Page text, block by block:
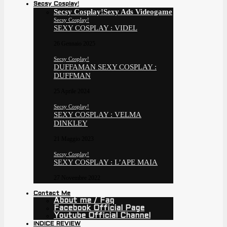
Secsy Cosplay!
Secsy Cosplay!Sexy Ads Videogame
Secsy Cosplay!
SEXY COSPLAY : VIDEL
Secsy Cosplay!
DUFFAMAN SEXY COSPLAY :
DUFFMAN
Secsy Cosplay!
SEXY COSPLAY : VELMA
DINKLEY
Secsy Cosplay!
SEXY COSPLAY : L’APE MAIA
Contact Me
About me / Faq
Facebook Official Page
Youtube Official Channel
INDICE REVIEW